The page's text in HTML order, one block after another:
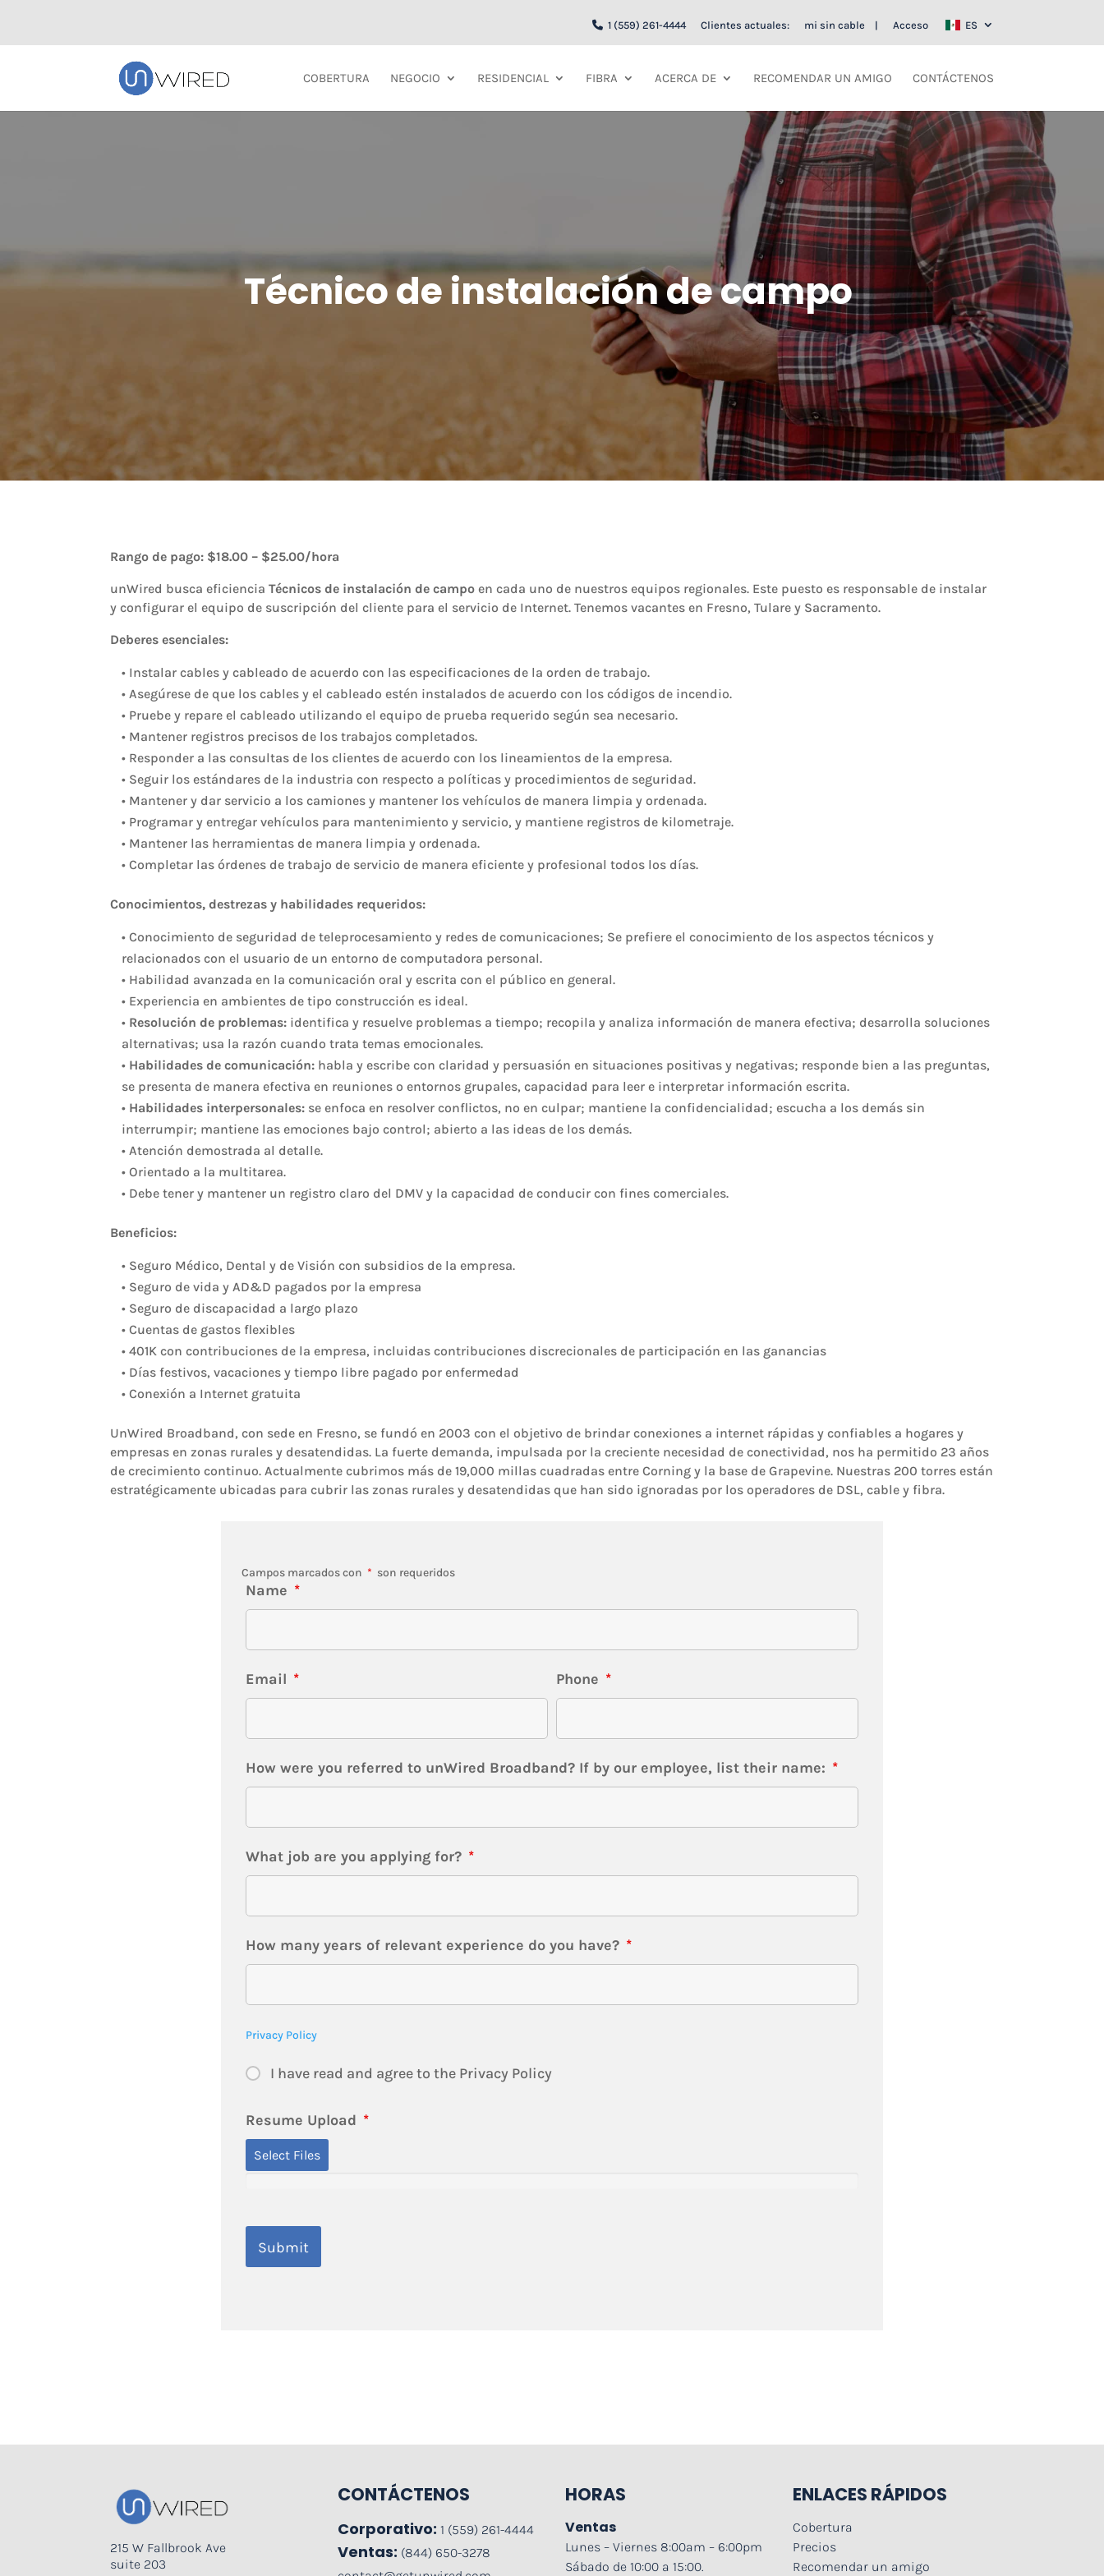
1 (559) 261-4444 Clientes actuales: mi sin cable Acceso ES
COBERTURA NEGOCIO RESIDENCIAL FIBRA ACERCA DE RECOMENDAR UN AMIGO CONTÁCTENOS
Técnico de instalación de campo
Rango de pago: $18.00 – $25.00/hora
unWired busca eficienciaTécnicos de instalación de campo en cada uno de nuestros equipos regionales. Este puesto es responsable de instalar
y configurar el equipo de suscripción del cliente para el servicio de Internet. Tenemos vacantes en Fresno, Tulare y Sacramento.
Deberes esenciales:
• Instalar cables y cableado de acuerdo con las especificaciones de la orden de trabajo.
• Asegúrese de que los cables y el cableado estén instalados de acuerdo con los códigos de incendio.
• Pruebe y repare el cableado utilizando el equipo de prueba requerido según sea necesario.
• Mantener registros precisos de los trabajos completados.
• Responder a las consultas de los clientes de acuerdo con los lineamientos de la empresa.
• Seguir los estándares de la industria con respecto a políticas y procedimientos de seguridad.
• Mantener y dar servicio a los camiones y mantener los vehículos de manera limpia y ordenada.
• Programar y entregar vehículos para mantenimiento y servicio, y mantiene registros de kilometraje.
• Mantener las herramientas de manera limpia y ordenada.
• Completar las órdenes de trabajo de servicio de manera eficiente y profesional todos los días.
Conocimientos, destrezas y habilidades requeridos:
• Conocimiento de seguridad de teleprocesamiento y redes de comunicaciones; Se prefiere el conocimiento de los aspectos técnicos y
relacionados con el usuario de un entorno de computadora personal.
• Habilidad avanzada en la comunicación oral y escrita con el público en general.
• Experiencia en ambientes de tipo construcción es ideal.
• Resolución de problemas: identifica y resuelve problemas a tiempo; recopila y analiza información de manera efectiva; desarrolla soluciones
alternativas; usa la razón cuando trata temas emocionales.
• Habilidades de comunicación: habla y escribe con claridad y persuasión en situaciones positivas y negativas; responde bien a las preguntas,
se presenta de manera efectiva en reuniones o entornos grupales, capacidad para leer e interpretar información escrita.
• Habilidades interpersonales: se enfoca en resolver conflictos, no en culpar; mantiene la confidencialidad; escucha a los demás sin
interrumpir; mantiene las emociones bajo control; abierto a las ideas de los demás.
• Atención demostrada al detalle.
• Orientado a la multitarea.
• Debe tener y mantener un registro claro del DMV y la capacidad de conducir con fines comerciales.
Beneficios:
• Seguro Médico, Dental y de Visión con subsidios de la empresa.
• Seguro de vida y AD&D pagados por la empresa
• Seguro de discapacidad a largo plazo
• Cuentas de gastos flexibles
• 401K con contribuciones de la empresa, incluidas contribuciones discrecionales de participación en las ganancias
• Días festivos, vacaciones y tiempo libre pagado por enfermedad
• Conexión a Internet gratuita
UnWired Broadband, con sede en Fresno, se fundó en 2003 con el objetivo de brindar conexiones a internet rápidas y confiables a hogares y
empresas en zonas rurales y desatendidas. La fuerte demanda, impulsada por la creciente necesidad de conectividad, nos ha permitido 23 años
de crecimiento continuo. Actualmente cubrimos más de 19,000 millas cuadradas entre Corning y la base de Grapevine. Nuestras 200 torres están
estratégicamente ubicadas para cubrir las zonas rurales y desatendidas que han sido ignoradas por los operadores de DSL, cable y fibra.
Campos marcados con * son requeridos
Name *
Email * Phone *
How were you referred to unWired Broadband? If by our employee, list their name: *
What job are you applying for? *
How many years of relevant experience do you have? *
Privacy Policy
I have read and agree to the Privacy Policy
Resume Upload *
Select Files
215 W Fallbrook Ave
suite 203
CONTÁCTENOS
Corporativo:1 (559) 261-4444
Ventas: (844) 650-3278
HORAS
Ventas
Lunes – Viernes 8:00am – 6:00pm
Sábado de 10:00 a 15:00.
ENLACES RÁPIDOS
Cobertura
Precios
Recomendar un amigo